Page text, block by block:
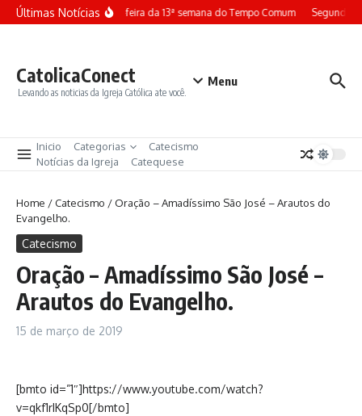
Ir para o conteúdo
Últimas NotíciasTerça-feira da 13ª semana do Tempo Comum Segunda-
CatolicaConect
Levando as noticias da Igreja Católica ate você.
Menu
Inicio Categorias
Catecismo
Notícias da Igreja
Catequese
Home /Catecismo /Oração – Amadíssimo São José – Arautos do
Evangelho.
Catecismo
Oração – Amadíssimo São José –
Arautos do Evangelho.
15 de março de 2019
[bmto id=”1″]https://www.youtube.com/watch?
v=qkf1rIKqSp0[/bmto]